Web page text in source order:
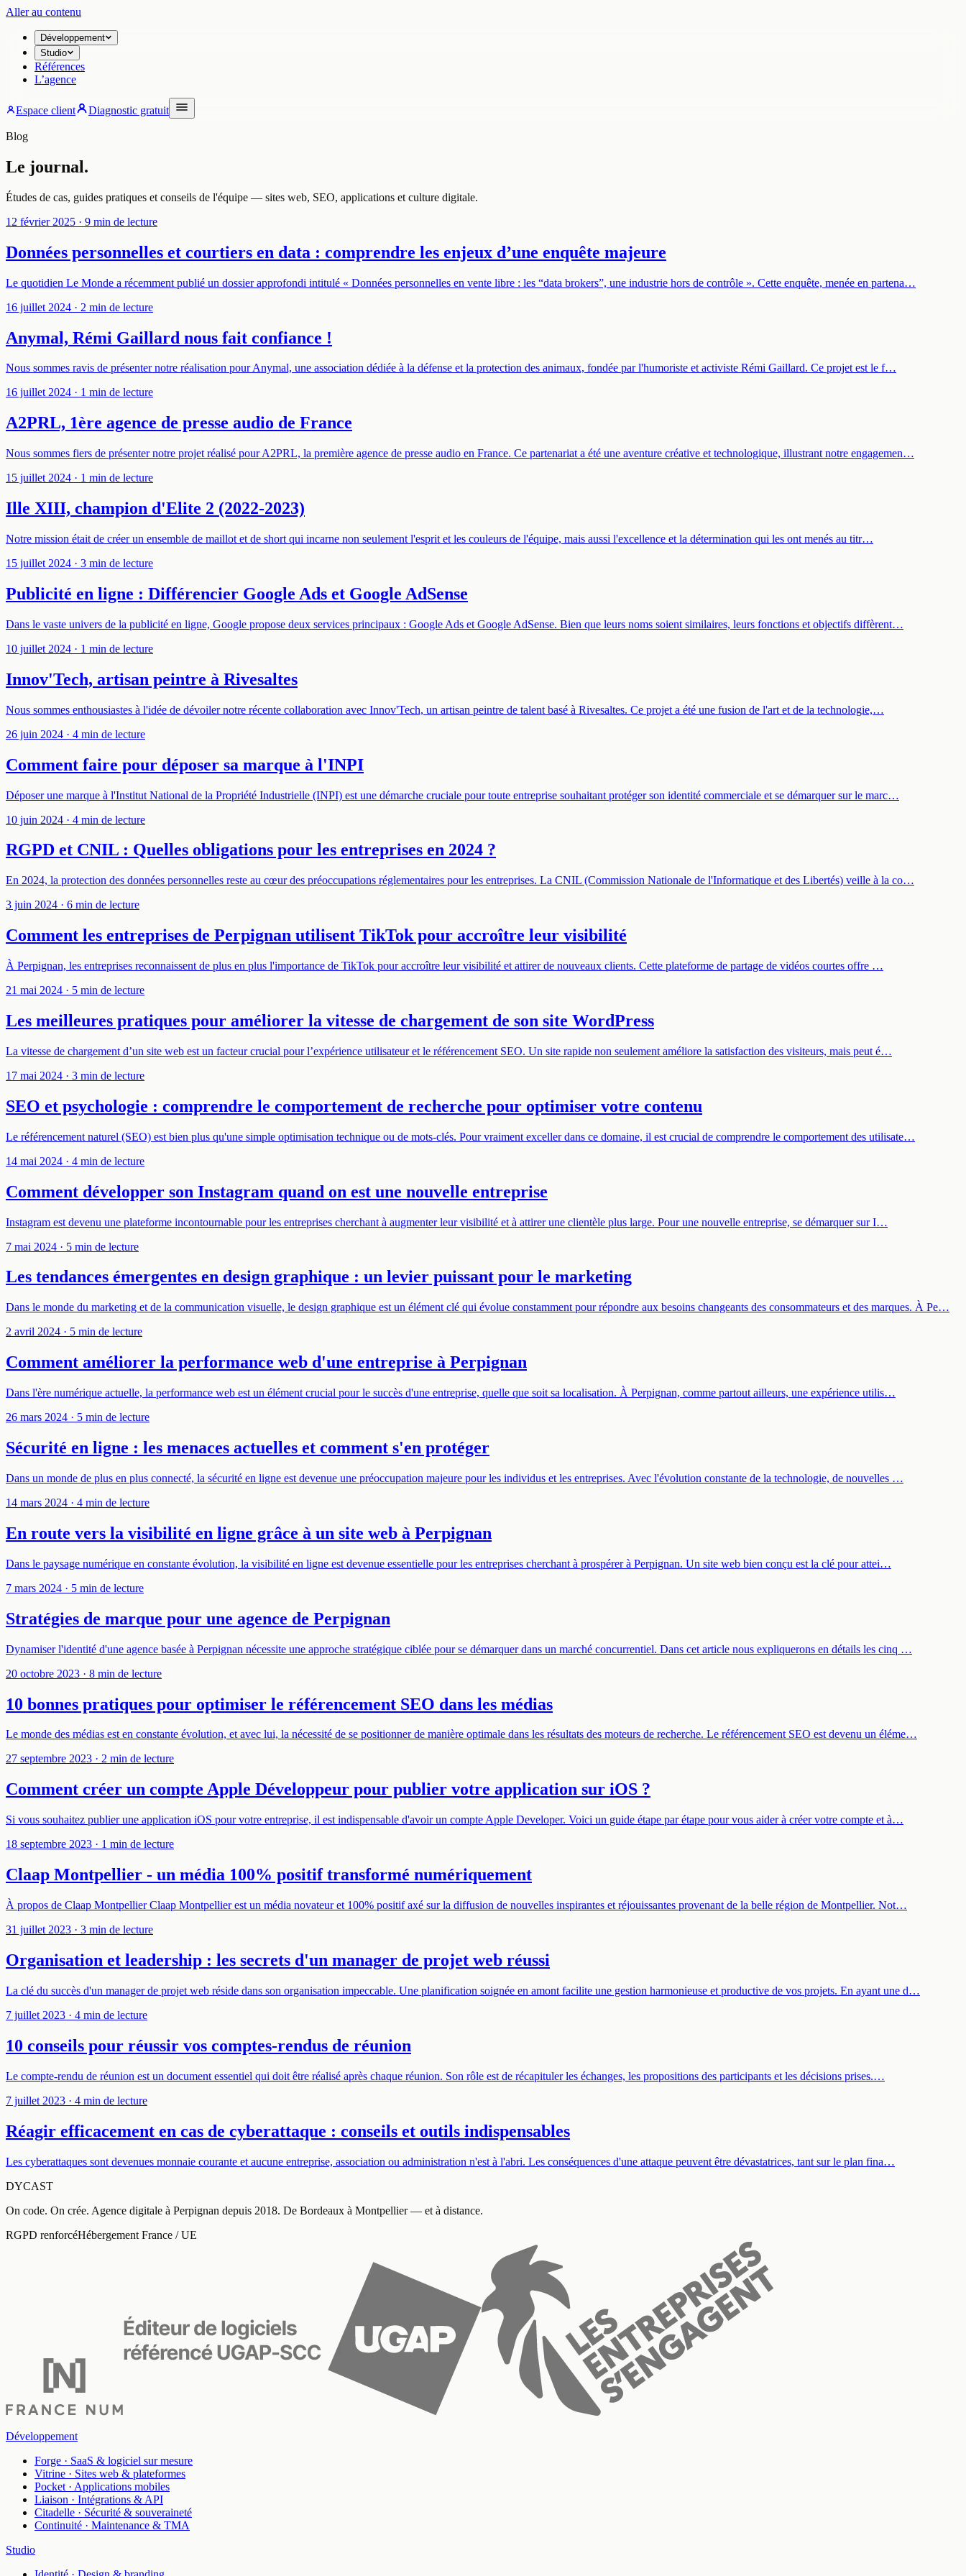
Aller au contenu
Développement
Studio
Références
L’agence
Espace client Diagnostic gratuit
Blog
Le journal.
Études de cas, guides pratiques et conseils de l'équipe — sites web, SEO, applications et culture digitale.
12 février 2025 · 9 min de lecture
Données personnelles et courtiers en data : comprendre les enjeux d’une enquête majeure
Le quotidien Le Monde a récemment publié un dossier approfondi intitulé « Données personnelles en vente libre : les “data brokers”, une industrie hors de contrôle ». Cette enquête, menée en partena…
16 juillet 2024 · 2 min de lecture
Anymal, Rémi Gaillard nous fait confiance !
Nous sommes ravis de présenter notre réalisation pour Anymal, une association dédiée à la défense et la protection des animaux, fondée par l'humoriste et activiste Rémi Gaillard. Ce projet est le f…
16 juillet 2024 · 1 min de lecture
A2PRL, 1ère agence de presse audio de France
Nous sommes fiers de présenter notre projet réalisé pour A2PRL, la première agence de presse audio en France. Ce partenariat a été une aventure créative et technologique, illustrant notre engagemen…
15 juillet 2024 · 1 min de lecture
Ille XIII, champion d'Elite 2 (2022-2023)
Notre mission était de créer un ensemble de maillot et de short qui incarne non seulement l'esprit et les couleurs de l'équipe, mais aussi l'excellence et la détermination qui les ont menés au titr…
15 juillet 2024 · 3 min de lecture
Publicité en ligne : Différencier Google Ads et Google AdSense
Dans le vaste univers de la publicité en ligne, Google propose deux services principaux : Google Ads et Google AdSense. Bien que leurs noms soient similaires, leurs fonctions et objectifs diffèrent…
10 juillet 2024 · 1 min de lecture
Innov'Tech, artisan peintre à Rivesaltes
Nous sommes enthousiastes à l'idée de dévoiler notre récente collaboration avec Innov'Tech, un artisan peintre de talent basé à Rivesaltes. Ce projet a été une fusion de l'art et de la technologie,…
26 juin 2024 · 4 min de lecture
Comment faire pour déposer sa marque à l'INPI
Déposer une marque à l'Institut National de la Propriété Industrielle (INPI) est une démarche cruciale pour toute entreprise souhaitant protéger son identité commerciale et se démarquer sur le marc…
10 juin 2024 · 4 min de lecture
RGPD et CNIL : Quelles obligations pour les entreprises en 2024 ?
En 2024, la protection des données personnelles reste au cœur des préoccupations réglementaires pour les entreprises. La CNIL (Commission Nationale de l'Informatique et des Libertés) veille à la co…
3 juin 2024 · 6 min de lecture
Comment les entreprises de Perpignan utilisent TikTok pour accroître leur visibilité
À Perpignan, les entreprises reconnaissent de plus en plus l'importance de TikTok pour accroître leur visibilité et attirer de nouveaux clients. Cette plateforme de partage de vidéos courtes offre …
21 mai 2024 · 5 min de lecture
Les meilleures pratiques pour améliorer la vitesse de chargement de son site WordPress
La vitesse de chargement d’un site web est un facteur crucial pour l’expérience utilisateur et le référencement SEO. Un site rapide non seulement améliore la satisfaction des visiteurs, mais peut é…
17 mai 2024 · 3 min de lecture
SEO et psychologie : comprendre le comportement de recherche pour optimiser votre contenu
Le référencement naturel (SEO) est bien plus qu'une simple optimisation technique ou de mots-clés. Pour vraiment exceller dans ce domaine, il est crucial de comprendre le comportement des utilisate…
14 mai 2024 · 4 min de lecture
Comment développer son Instagram quand on est une nouvelle entreprise
Instagram est devenu une plateforme incontournable pour les entreprises cherchant à augmenter leur visibilité et à attirer une clientèle plus large. Pour une nouvelle entreprise, se démarquer sur I…
7 mai 2024 · 5 min de lecture
Les tendances émergentes en design graphique : un levier puissant pour le marketing
Dans le monde du marketing et de la communication visuelle, le design graphique est un élément clé qui évolue constamment pour répondre aux besoins changeants des consommateurs et des marques. À Pe…
2 avril 2024 · 5 min de lecture
Comment améliorer la performance web d'une entreprise à Perpignan
Dans l'ère numérique actuelle, la performance web est un élément crucial pour le succès d'une entreprise, quelle que soit sa localisation. À Perpignan, comme partout ailleurs, une expérience utilis…
26 mars 2024 · 5 min de lecture
Sécurité en ligne : les menaces actuelles et comment s'en protéger
Dans un monde de plus en plus connecté, la sécurité en ligne est devenue une préoccupation majeure pour les individus et les entreprises. Avec l'évolution constante de la technologie, de nouvelles …
14 mars 2024 · 4 min de lecture
En route vers la visibilité en ligne grâce à un site web à Perpignan
Dans le paysage numérique en constante évolution, la visibilité en ligne est devenue essentielle pour les entreprises cherchant à prospérer à Perpignan. Un site web bien conçu est la clé pour attei…
7 mars 2024 · 5 min de lecture
Stratégies de marque pour une agence de Perpignan
Dynamiser l'identité d'une agence basée à Perpignan nécessite une approche stratégique ciblée pour se démarquer dans un marché concurrentiel. Dans cet article nous expliquerons en détails les cinq …
20 octobre 2023 · 8 min de lecture
10 bonnes pratiques pour optimiser le référencement SEO dans les médias
Le monde des médias est en constante évolution, et avec lui, la nécessité de se positionner de manière optimale dans les résultats des moteurs de recherche. Le référencement SEO est devenu un éléme…
27 septembre 2023 · 2 min de lecture
Comment créer un compte Apple Développeur pour publier votre application sur iOS ?
Si vous souhaitez publier une application iOS pour votre entreprise, il est indispensable d'avoir un compte Apple Developer. Voici un guide étape par étape pour vous aider à créer votre compte et à…
18 septembre 2023 · 1 min de lecture
Claap Montpellier - un média 100% positif transformé numériquement
À propos de Claap Montpellier Claap Montpellier est un média novateur et 100% positif axé sur la diffusion de nouvelles inspirantes et réjouissantes provenant de la belle région de Montpellier. Not…
31 juillet 2023 · 3 min de lecture
Organisation et leadership : les secrets d'un manager de projet web réussi
La clé du succès d'un manager de projet web réside dans son organisation impeccable. Une planification soignée en amont facilite une gestion harmonieuse et productive de vos projets. En ayant une d…
7 juillet 2023 · 4 min de lecture
10 conseils pour réussir vos comptes-rendus de réunion
Le compte-rendu de réunion est un document essentiel qui doit être réalisé après chaque réunion. Son rôle est de récapituler les échanges, les propositions des participants et les décisions prises.…
7 juillet 2023 · 4 min de lecture
Réagir efficacement en cas de cyberattaque : conseils et outils indispensables
Les cyberattaques sont devenues monnaie courante et aucune entreprise, association ou administration n'est à l'abri. Les conséquences d'une attaque peuvent être dévastatrices, tant sur le plan fina…
DYCAST
On code. On crée. Agence digitale à Perpignan depuis 2018. De Bordeaux à Montpellier — et à distance.
RGPD renforcéHébergement France / UE
Développement
Forge · SaaS & logiciel sur mesure
Vitrine · Sites web & plateformes
Pocket · Applications mobiles
Liaison · Intégrations & API
Citadelle · Sécurité & souveraineté
Continuité · Maintenance & TMA
Studio